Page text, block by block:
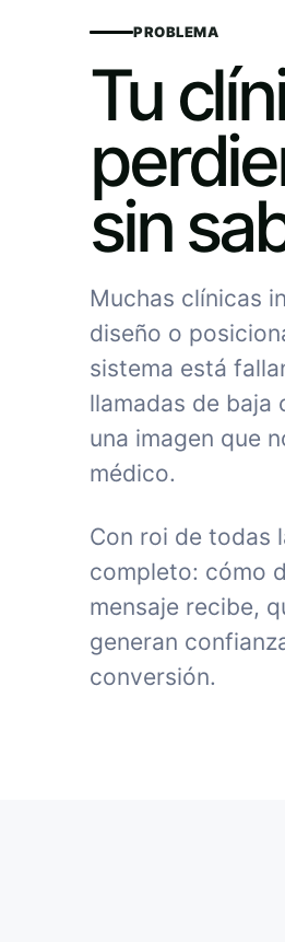
PROBLEMA
Tu
sin
Muchas clínicas
diseño o
sistema está
llamadas de baja
una imagen que
médico.
Con roi de todas
completo: cómo
mensaje recibe,
generan
conversión.